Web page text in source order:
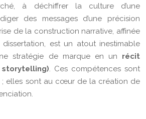
à déchiffrer la culture d’une
des messages d’une précision
de la construction narrative, affinée
est un atout inestimable
stratégie de marque en un récit
. Ces compétences sont
; elles sont au cœur de la création de